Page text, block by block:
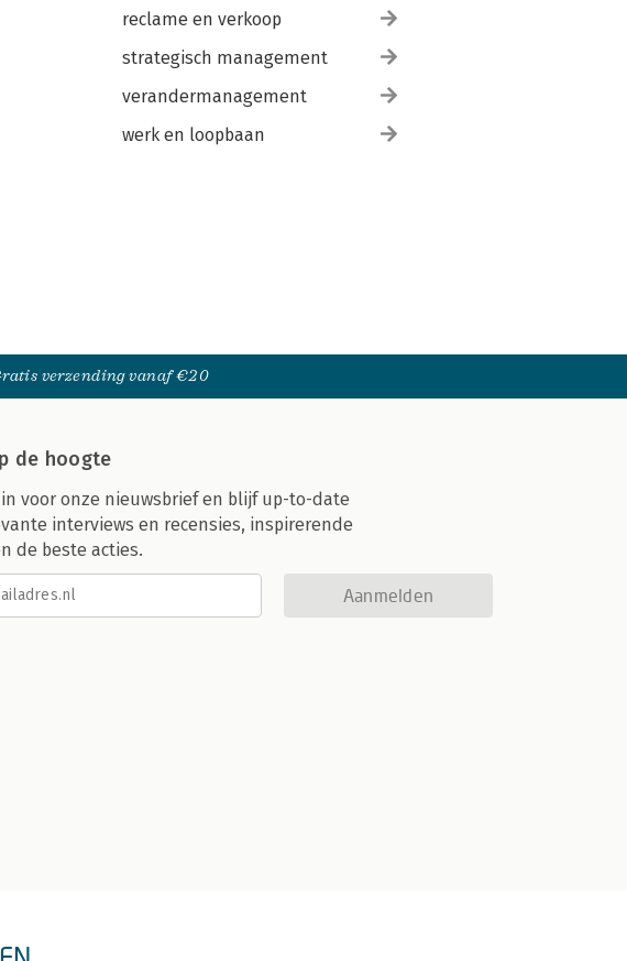
reclame en verkoop
strategisch management
verandermanagement
werk en loopbaan
verzending vanaf €20
de hoogte
voor onze nieuwsbrief en blijf up-to-date
interviews en recensies, inspirerende
de beste acties.
Aanmelden